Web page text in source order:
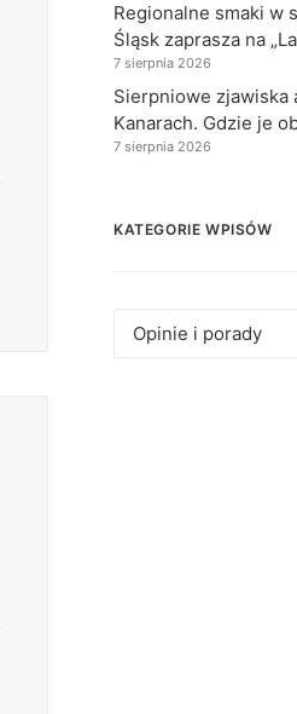
Regionalne smaki w
Śląsk zaprasza na
7 sierpnia 2026
Sierpniowe zjawiska
Kanarach. Gdzie je
7 sierpnia 2026
KATEGORIE WPISÓW
Kategorie